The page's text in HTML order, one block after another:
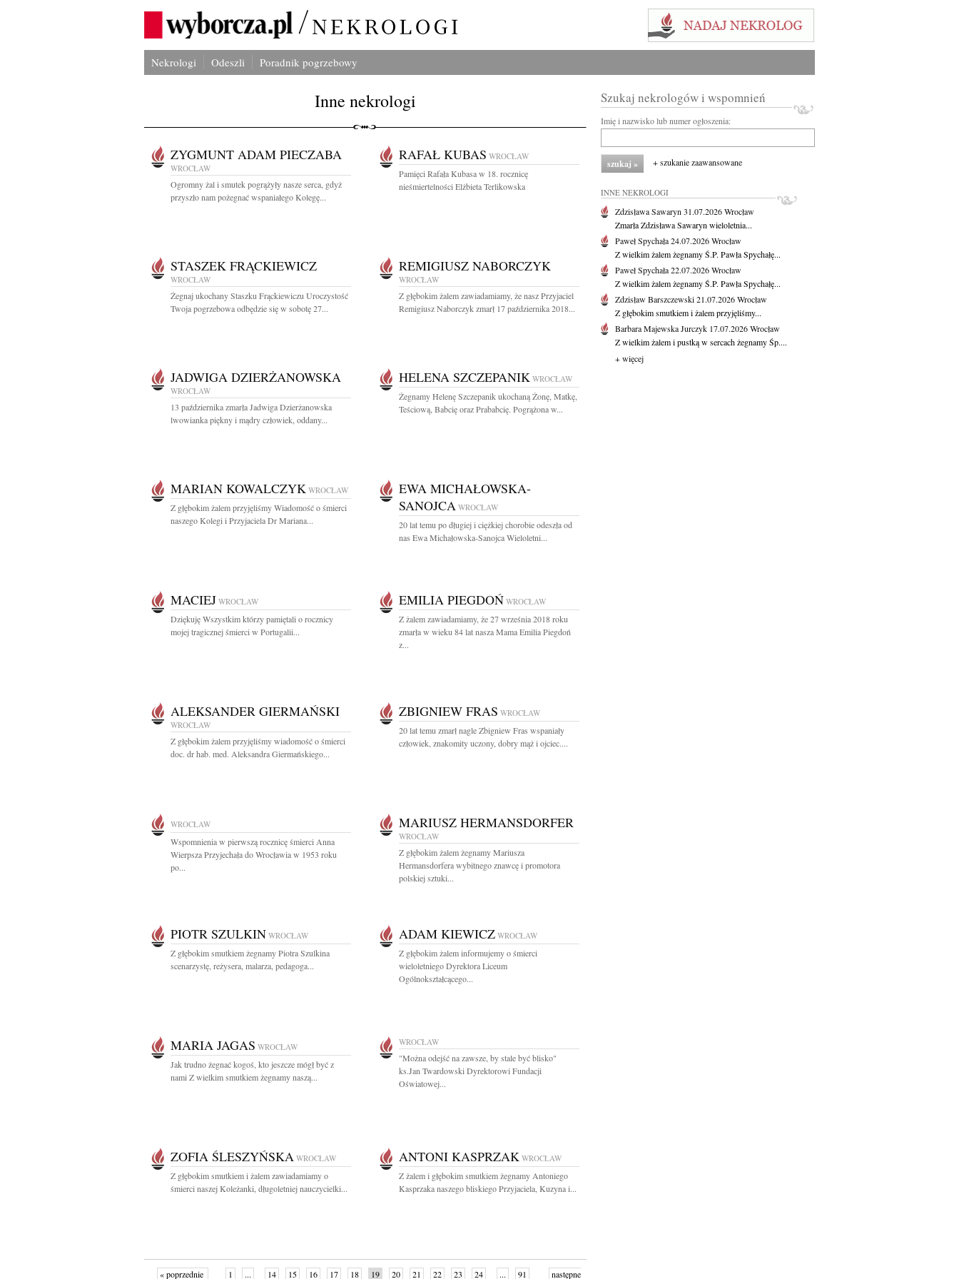
Nekrologi Odeszli Poradnik pogrzebowy
Inne nekrologi
ZYGMUNT ADAM PIECZABA
WROCŁAW
Ogromny żal i smutek pogrążyły nasze serca, gdyż
przyszło nam pożegnać wspaniałego Kolegę...
RAFAŁ KUBAS WROCŁAW
Pamięci Rafała Kubasa w 18. rocznicę
nieśmiertelności Elżbieta Terlikowska
STASZEK FRĄCKIEWICZ
WROCŁAW
Żegnaj ukochany Staszku Frąckiewiczu Uroczystość
Twoja pogrzebowa odbędzie się w sobotę 27...
REMIGIUSZ NABORCZYK
WROCŁAW
Z głębokim żalem zawiadamiamy, że nasz Przyjaciel
Remigiusz Naborczyk zmarł 17 października 2018...
JADWIGA DZIERŻANOWSKA
WROCŁAW
13 października zmarła Jadwiga Dzierżanowska
lwowianka piękny i mądry człowiek, oddany...
HELENA SZCZEPANIK WROCŁAW
Żegnamy Helenę Szczepanik ukochaną Żonę, Matkę,
Teściową, Babcię oraz Prababcię. Pogrążona w...
MARIAN KOWALCZYK WROCŁAW
Z głębokim żalem przyjęliśmy Wiadomość o śmierci
naszego Kolegi i Przyjaciela Dr Mariana...
EWA MICHAŁOWSKA-
SANOJCA WROCŁAW
20 lat temu po długiej i ciężkiej chorobie odeszła od
nas Ewa Michałowska-Sanojca Wieloletni...
MACIEJ WROCŁAW
Dziękuję Wszystkim którzy pamiętali o rocznicy
mojej tragicznej śmierci w Portugalii...
EMILIA PIEGDOŃ WROCŁAW
Z żalem zawiadamiamy, że 27 września 2018 roku
zmarła w wieku 84 lat nasza Mama Emilia Piegdoń
z...
ALEKSANDER GIERMAŃSKI
WROCŁAW
Z głębokim żalem przyjęliśmy wiadomość o śmierci
doc. dr hab. med. Aleksandra Giermańskiego...
ZBIGNIEW FRAS WROCŁAW
20 lat temu zmarł nagle Zbigniew Fras wspaniały
człowiek, znakomity uczony, dobry mąż i ojciec....
WROCŁAW
Wspomnienia w pierwszą rocznicę śmierci Anna
Wierpsza Przyjechała do Wrocławia w 1953 roku
po...
MARIUSZ HERMANSDORFER
WROCŁAW
Z głębokim żalem żegnamy Mariusza
Hermansdorfera wybitnego znawcę i promotora
polskiej sztuki...
PIOTR SZULKIN WROCŁAW
Z głębokim smutkiem żegnamy Piotra Szulkina
scenarzystę, reżysera, malarza, pedagoga...
ADAM KIEWICZ WROCŁAW
Z głębokim żalem informujemy o śmierci
wieloletniego Dyrektora Liceum
Ogólnokształcącego...
MARIA JAGAS WROCŁAW
Jak trudno żegnać kogoś, kto jeszcze mógł być z
nami Z wielkim smutkiem żegnamy naszą...
WROCŁAW
"Można odejść na zawsze, by stale być blisko"
ks.Jan Twardowski Dyrektorowi Fundacji
Oświatowej...
ZOFIA ŚLESZYŃSKA WROCŁAW
Z głębokim smutkiem i żalem zawiadamiamy o
śmierci naszej Koleżanki, długoletniej nauczycielki...
ANTONI KASPRZAK WROCŁAW
Z żalem i głębokim smutkiem żegnamy Antoniego
Kasprzaka naszego bliskiego Przyjaciela, Kuzyna i...
« poprzednie 1 ... 14 15 16 17 18 19 20 21 22 23 24 ... 91 następne
Szukaj nekrologów i wspomnień
Imię i nazwisko lub numer ogłoszenia:
+ szukanie zaawansowane
INNE NEKROLOGI
Zdzisława Sawaryn 31.07.2026Wrocław
Zmarła Zdzisława Sawaryn wieloletnia...
Paweł Spychała24.07.2026Wrocław
Z wielkim żalem żegnamy Ś.P. Pawła Spychałę...
Paweł Spychała22.07.2026Wrocław
Z wielkim żalem żegnamy Ś.P. Pawła Spychałę...
Zdzisław Barszczewski21.07.2026Wrocław
Z głębokim smutkiem i żalem przyjęliśmy...
Barbara Majewska Jurczyk 17.07.2026Wrocław
Z wielkim żalem i pustką w sercach żegnamy Śp....
+ więcej